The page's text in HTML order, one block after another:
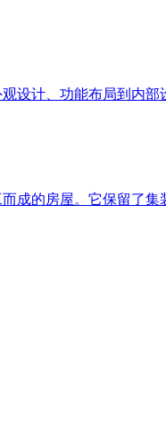
设计、功能布局到内部
成的房屋。它保留了